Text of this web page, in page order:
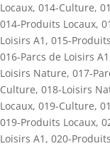
Locaux, 014-Culture,
014-Produits Locaux,
Loisirs A1 , 015-
016-Parcs de Loisirs A1
Loisirs Nature, 017-
Culture, 018-Loisirs
Locaux, 019-Culture,
019-Produits Locaux,
Loisirs A1 , 020-